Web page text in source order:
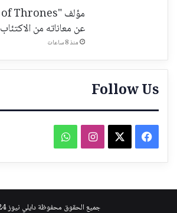
عن معاناته من الاكتئاب
منذ 8 ساعات
Follow Us
فيسبوك انستقرامواتساب
جميع الحقوق محفوظة دايلي نيوز 2024